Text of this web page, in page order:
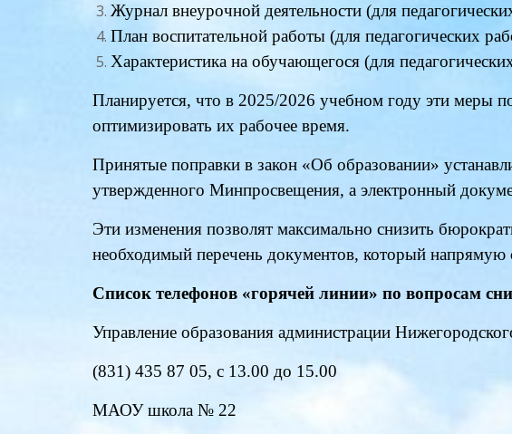
Журнал внеурочной деятельности (для
План воспитательной работы (для педагогических
Характеристика на обучающегося (для
Планируется, что в 2025/2026 учебном году эти меры
оптимизировать их рабочее время.
Принятые поправки в закон «Об образовании»
утвержденного Минпросвещения, а электронный
Эти изменения позволят максимально снизить
необходимый перечень документов, который напрямую
Список телефонов «горячей линии» по вопросам
Управление образования администрации
(831) 435 87 05, с 13.00 до 15.00
МАОУ школа № 22